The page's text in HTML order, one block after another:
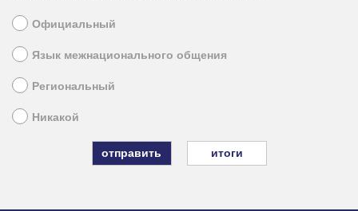
Официальный
Язык межнационального общения
Региональный
Никакой
итоги